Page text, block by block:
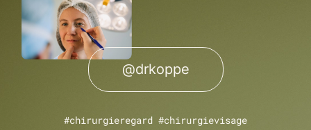
@drkoppe
#chirurgieregard #chirurgievisage